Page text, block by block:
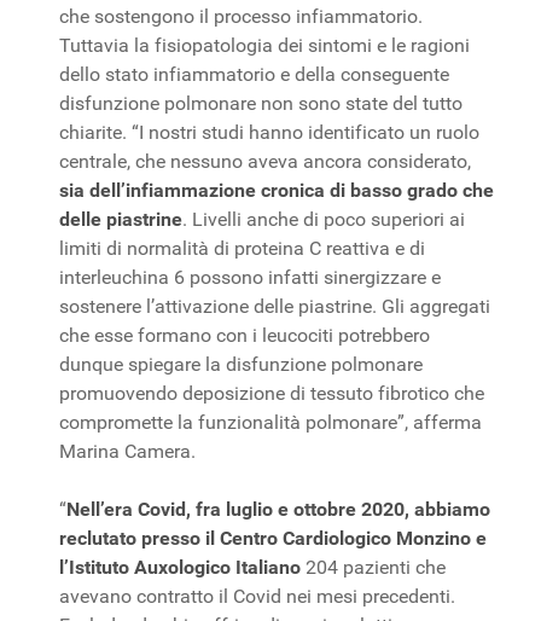
che sostengono il processo infiammatorio.
Tuttavia la fisiopatologia dei sintomi e le ragioni
dello stato infiammatorio e della conseguente
disfunzione polmonare non sono state del tutto
chiarite. “I nostri studi hanno identificato un ruolo
centrale, che nessuno aveva ancora considerato,
sia dell’infiammazione cronica di basso grado che
delle piastrine. Livelli anche di poco superiori ai
limiti di normalità di proteina C reattiva e di
interleuchina 6 possono infatti sinergizzare e
sostenere l’attivazione delle piastrine. Gli aggregati
che esse formano con i leucociti potrebbero
dunque spiegare la disfunzione polmonare
promuovendo deposizione di tessuto fibrotico che
compromette la funzionalità polmonare”, afferma
Marina Camera.
“Nell’era Covid, fra luglio e ottobre 2020, abbiamo
reclutato presso il Centro Cardiologico Monzino e
l’Istituto Auxologico Italiano 204 pazienti che
avevano contratto il Covid nei mesi precedenti.